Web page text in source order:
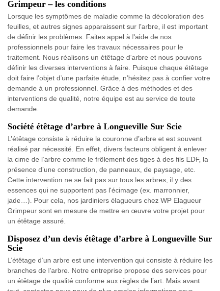
Grimpeur – les conditions
Lorsque les symptômes de maladie comme la décoloration des
feuilles, et autres signes apparaissent sur l’arbre, il est important
de définir les problèmes. Faites appel à l'aide de nos
professionnels pour faire les travaux nécessaires pour le
traitement. Nous réalisons un étêtage d’arbre et nous pouvons
définir les diverses interventions à faire. Puisque chaque étêtage
doit faire l’objet d’une parfaite étude, n’hésitez pas à confier votre
demande à un professionnel. Grâce à des méthodes et des
interventions de qualité, notre équipe est au service de toute
demande.
Société étêtage d’arbre à Longueville Sur Scie
L’étêtage consiste à réduire la couronne d’arbre et est souvent
réalisé par nécessité. En effet, divers facteurs obligent à enlever
la cime de l’arbre comme le frôlement des tiges à des fils EDF, la
présence d’une construction, de panneaux, de paysage, etc.
Cette intervention ne se fait pas sur tous les arbres, il y des
essences qui ne supportent pas l'écimage (ex. marronnier,
jade…). Pour cela, nos jardiniers élagueurs chez WP Elagueur
Grimpeur sont en mesure de mettre en œuvre votre projet pour
un étêtage assuré.
Disposez d’un devis étêtage d’arbre à Longueville Sur
Scie
L’étêtage d’un arbre est une intervention qui consiste à réduire les
branches de l’arbre. Notre entreprise propose des services pour
un étêtage de qualité conforme aux règles de l’art. Mais avant